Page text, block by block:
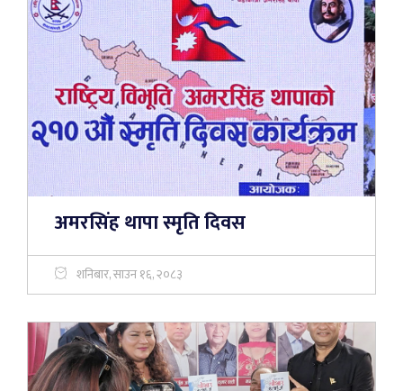
अमरसिंह थापा स्मृति दिवस
शनिबार, साउन १६, २०८३